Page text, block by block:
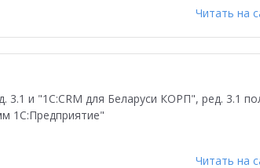
Читать на
и "1С:CRM для Беларуси КОРП", ред. 3.1
1С:Предприятие"
Читать на